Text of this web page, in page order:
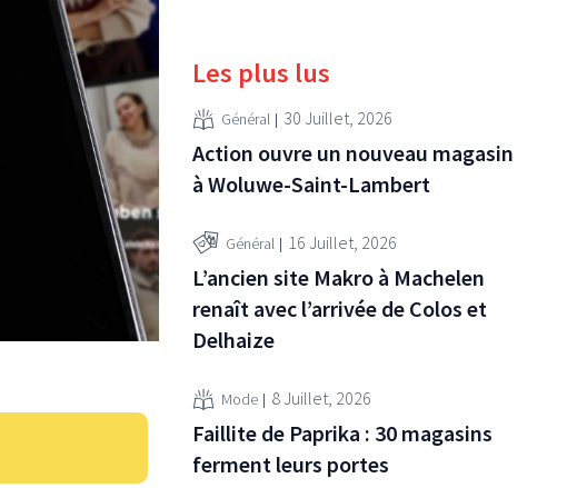
Les plus lus
Général 30 Juillet, 2026
Action ouvre un nouveau magasin
à Woluwe-Saint-Lambert
Général 16 Juillet, 2026
L’ancien site Makro à Machelen
renaît avec l’arrivée de Colos et
Delhaize
Mode 8 Juillet, 2026
Faillite de Paprika : 30 magasins
ferment leurs portes